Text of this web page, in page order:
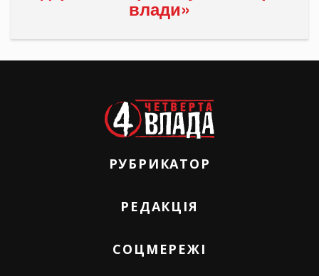
влади»
РУБРИКАТОР
РЕДАКЦІЯ
СОЦМЕРЕЖІ